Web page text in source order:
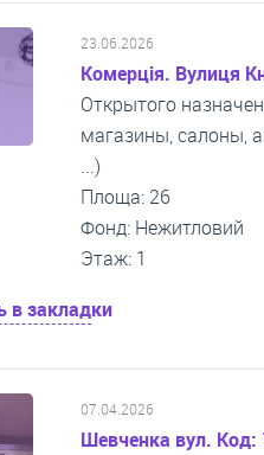
23.06.2026
Комерція. Вулиця
Открытого
магазины, салоны,
...)
Площа: 26
Фонд: Нежитловий
Этаж: 1
в закладки
07.04.2026
Шевченка вул. Код: